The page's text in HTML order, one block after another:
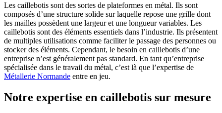
Les caillebotis sont des sortes de plateformes en métal. Ils sont
composés d’une structure solide sur laquelle repose une grille dont
les mailles possèdent une largeur et une longueur variables. Les
caillebotis sont des éléments essentiels dans l’industrie. Ils présentent
de multiples utilisations comme faciliter le passage des personnes ou
stocker des éléments. Cependant, le besoin en caillebotis d’une
entreprise n’est généralement pas standard. En tant qu’entreprise
spécialisée dans le travail du métal, c’est là que l’expertise de
Métallerie Normande entre en jeu.
Notre expertise en caillebotis sur mesure